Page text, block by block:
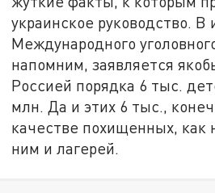
украинское руководство. В
Международного
напомним, заявляется
Россией порядка 6 тыс.
млн. Да и этих 6 тыс.,
качестве похищенных, как
ним и лагерей.